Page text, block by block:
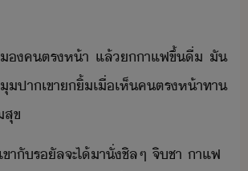
คตร​ห้า​ ​แล้​​าแฟ​ขึ้​ื่​ ​ั​
ปา​เขา​​ิ้​เื่​เห็​คตร​ห้า​ทา​
สุข
า​ั​รัล​จะ​ไ้า​ั่​ชิล​ๆ​ ​จิ​ชา​ ​าแฟ​